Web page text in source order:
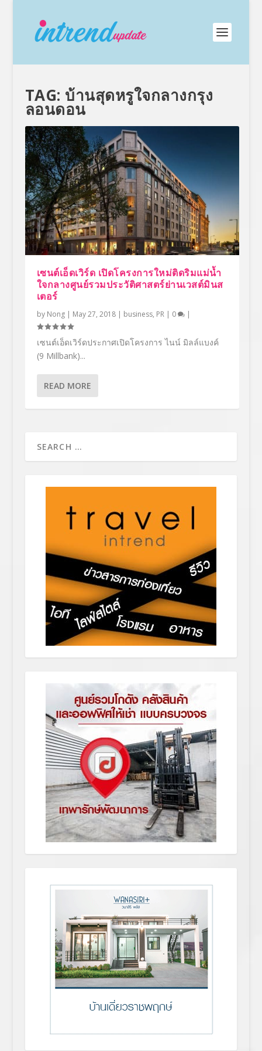
TAG: บ้านสุดหรูใจกลางกรุง
ลอนดอน
เซนต์เอ็ดเวิร์ด เปิดโครงการใหม่ติดริมแม่น้ำ
ใจกลางศูนย์รวมประวัติศาสตร์ย่านเวสต์มินส
เตอร์
by Nong| May 27, 2018| business, PR| 0 |
เซนต์เอ็ดเวิร์ดประกาศเปิดโครงการ ไนน์ มิลล์แบงค์
(9 Millbank)...
READ MORE